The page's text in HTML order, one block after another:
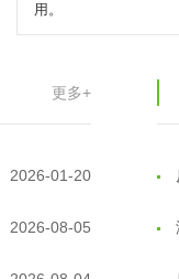
用。
更多+
2026-07-03